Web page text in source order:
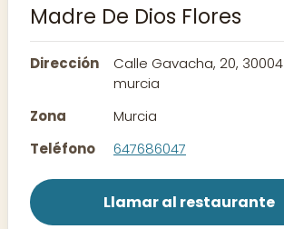
Rutas
Contacto
Madre De Dios Flores
Dirección
Calle Gavacha, 20, 30004
murcia
Zona
Murcia
Teléfono
647686047
Llamar al restaurante